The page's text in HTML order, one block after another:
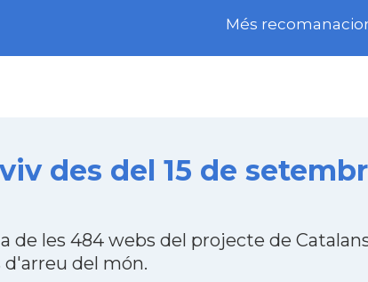
Més
des del 15 de
de les 484 webs del projecte de
del món.